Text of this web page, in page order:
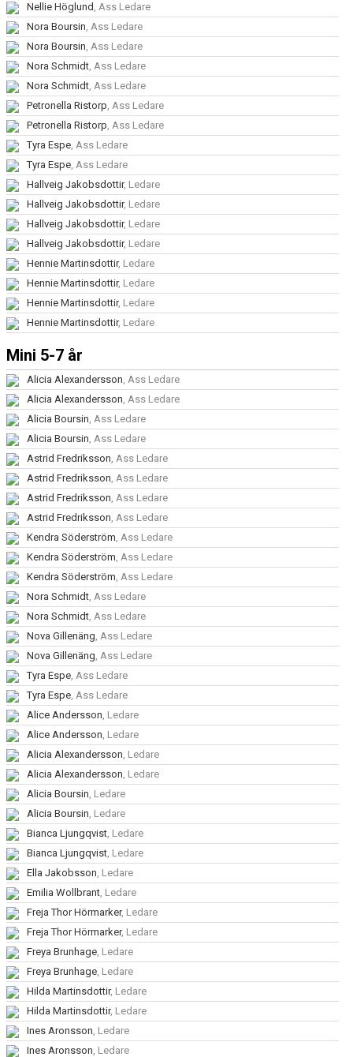
Nellie Höglund , Ass Ledare
Nora Boursin, Ass Ledare
Nora Boursin, Ass Ledare
Nora Schmidt, Ass Ledare
Nora Schmidt, Ass Ledare
Petronella Ristorp, Ass Ledare
Petronella Ristorp, Ass Ledare
Tyra Espe, Ass Ledare
Tyra Espe, Ass Ledare
Hallveig Jakobsdottir, Ledare
Hallveig Jakobsdottir, Ledare
Hallveig Jakobsdottir, Ledare
Hallveig Jakobsdottir, Ledare
Hennie Martinsdottir, Ledare
Hennie Martinsdottir, Ledare
Hennie Martinsdottir, Ledare
Hennie Martinsdottir, Ledare
Mini 5-7 år
Alicia Alexandersson, Ass Ledare
Alicia Alexandersson, Ass Ledare
Alicia Boursin, Ass Ledare
Alicia Boursin, Ass Ledare
Astrid Fredriksson, Ass Ledare
Astrid Fredriksson, Ass Ledare
Astrid Fredriksson, Ass Ledare
Astrid Fredriksson, Ass Ledare
Kendra Söderström, Ass Ledare
Kendra Söderström, Ass Ledare
Kendra Söderström, Ass Ledare
Nora Schmidt, Ass Ledare
Nora Schmidt, Ass Ledare
Nova Gillenäng, Ass Ledare
Nova Gillenäng, Ass Ledare
Tyra Espe, Ass Ledare
Tyra Espe, Ass Ledare
Alice Andersson, Ledare
Alice Andersson, Ledare
Alicia Alexandersson, Ledare
Alicia Alexandersson, Ledare
Alicia Boursin, Ledare
Alicia Boursin, Ledare
Bianca Ljungqvist, Ledare
Bianca Ljungqvist, Ledare
Ella Jakobsson, Ledare
Emilia Wollbrant, Ledare
Freja Thor Hörmarker, Ledare
Freja Thor Hörmarker, Ledare
Freya Brunhage, Ledare
Freya Brunhage, Ledare
Hilda Martinsdottir, Ledare
Hilda Martinsdottir, Ledare
Ines Aronsson, Ledare
Ines Aronsson, Ledare